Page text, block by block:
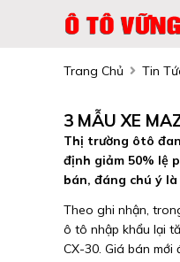
Trang Chủ Tin
3 MẪU XE
Thị trường ôtô
định giảm 50% lệ
bán, đáng chú ý là
Theo ghi nhận,
ô tô nhập khẩu lại
CX-30. Giá bán